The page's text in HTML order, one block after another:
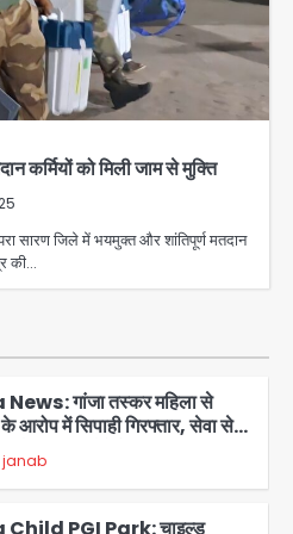
कर्मियों को मिली जाम से मुक्ति
जिले में भयमुक्त और शांतिपूर्ण मतदान
की…
PSC Exam Scam:
का आंदोलन तेज, सरकार से
को तैयार, रखीं दो बड़ी शर्तें
janab
अधिकारी बनकर बुजुर्ग को किया
अरेस्ट, 22 लाख रुपये की ठगी
जांच के घेरे में प्लानिंग
गांजा तस्कर महिला से
आरोप में सिपाही गिरफ्तार, सेवा से
पुलिसकर्मियों में डर